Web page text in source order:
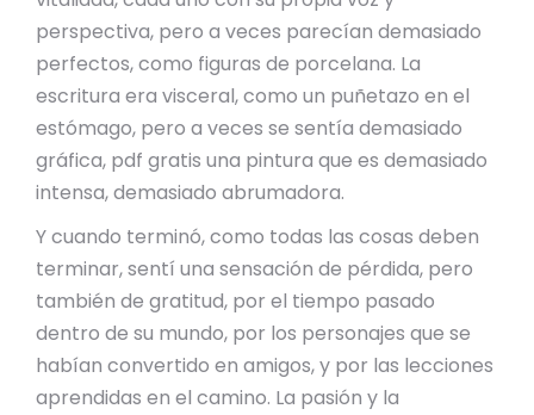
perspectiva, pero a veces parecían demasiado
perfectos, como figuras de porcelana. La
escritura era visceral, como un puñetazo en el
estómago, pero a veces se sentía demasiado
gráfica, pdf gratis una pintura que es demasiado
intensa, demasiado abrumadora.
Y cuando terminó, como todas las cosas deben
terminar, sentí una sensación de pérdida, pero
también de gratitud, por el tiempo pasado
dentro de su mundo, por los personajes que se
habían convertido en amigos, y por las lecciones
aprendidas en el camino. La pasión y la